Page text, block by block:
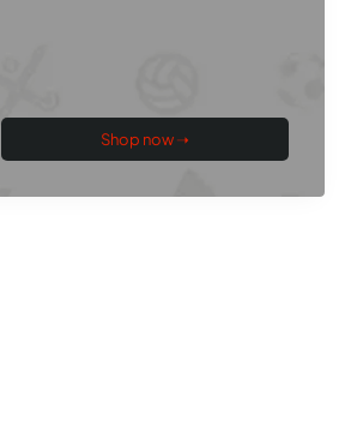
Shop now ➝